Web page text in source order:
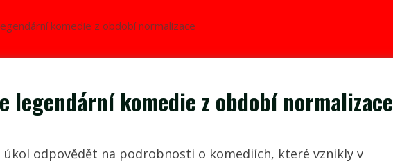
komedie z období normalizace
legendární komedie z období normalizace
odpovědět na podrobnosti o komediích, které vznikly v